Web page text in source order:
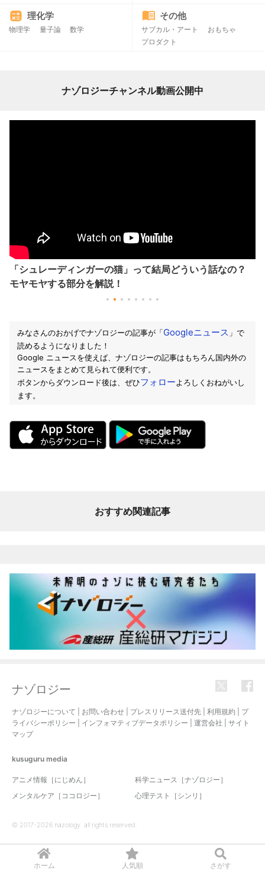
ホーム 人気順 さがす
理化学
物理学 量子論 数学
その他
サブカル・アート
おもちゃ
プロダクト
ナゾロジーチャンネル動画公開中
「シュレーディンガーの猫」って結局どういう話なの？
モヤモヤする部分を解説！
みなさんのおかげでナゾロジーの記事が「Googleニュース 」で
読めるようになりました！
Google ニュースを使えば、ナゾロジーの記事はもちろん国内外の
ニュースをまとめて見られて便利です。
ボタンからダウンロード後は、ぜひフォローよろしくおねがいし
ます。
おすすめ関連記事
ナゾロジー
ナゾロジーについて お問い合わせ プレスリリース送付先 利用規約
プ
ライバシーポリシー
インフォマティブデータポリシー 運営会社
サイト
マップ
kusuguru media
アニメ情報［にじめん］
科学ニュース［ナゾロジー］
メンタルケア［ココロジー］
心理テスト［シンリ］
© 2017-2026 nazology. all rights reserved.